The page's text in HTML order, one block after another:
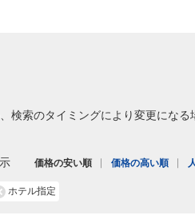
(関西)
山形
18:35
5 +3,100円
用する
(伊丹)
18:35
検索のタイミングにより変更にな
ホテル指定
価格の安い順 価格の高い順